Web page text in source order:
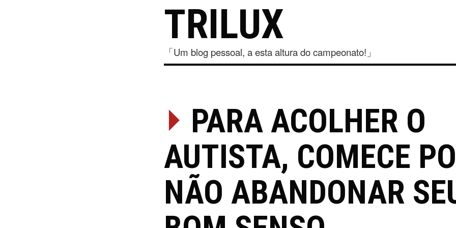
TRILUX
「Um blog pessoal, a esta altura do campeonato!」
⏵ PARA ACOLHER O
AUTISTA, COMECE
NÃO ABANDONAR